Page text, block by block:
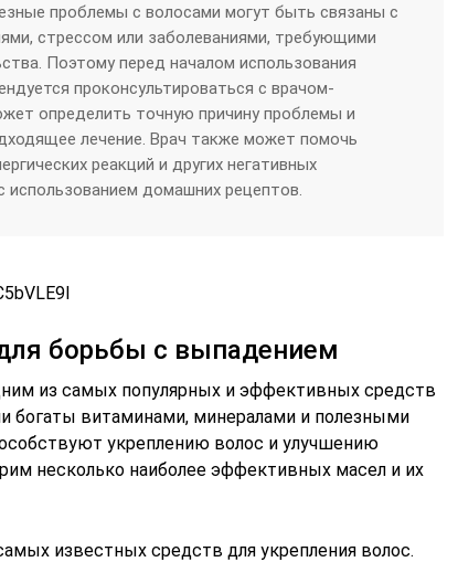
проблемы с волосами могут быть связаны с
стрессом или заболеваниями, требующими
Поэтому перед началом использования
проконсультироваться с врачом-
определить точную причину проблемы и
лечение. Врач также может помочь
реакций и других негативных
использованием домашних рецептов.
борьбы с выпадением
из самых популярных и эффективных средств
богаты витаминами, минералами и полезными
укреплению волос и улучшению
несколько наиболее эффективных масел и их
известных средств для укрепления волос.